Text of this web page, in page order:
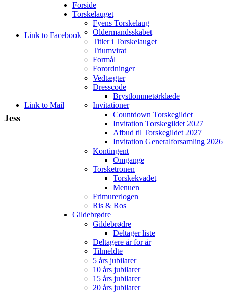
Link to Facebook
Link to Mail
Forside
Torskelauget
Fyens Torskelaug
Oldermandsskabet
Titler i Torskelauget
Triumvirat
Formål
Forordninger
Vedtægter
Dresscode
Brystlommetørklæde
Invitationer
Countdown Torskegildet
Invitation Torskegildet 2027
Afbud til Torskegildet 2027
Invitation Generalforsamling 2026
Kontingent
Omgange
Torsketronen
Torskekvadet
Menuen
Frimurerlogen
Ris & Ros
Gildebrødre
Gildebrødre
Deltager liste
Deltagere år for år
Tilmeldte
5 års jubilarer
10 års jubilarer
15 års jubilarer
20 års jubilarer
Jess